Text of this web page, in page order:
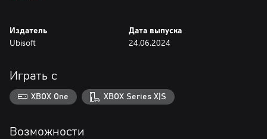
скоростного прохождения и обновленным достижениям; узнайте
о разработке игры и ее тайнах в галерее годовщины!
Игра в своем лучшем виде
Отправляйтесь в потрясающее приключение: вас ждет игра с 60
FPS в разрешении до 4K, с улучшенной графикой и управлением,
обновленным звуком и саундтреком, а также с удобными новыми
пропуска сюжетных роликов.
Издатель
Ubisoft
Дата выпуска
24.06.2024
Играть с
XBOX One XBOX Series X|S
Возможности